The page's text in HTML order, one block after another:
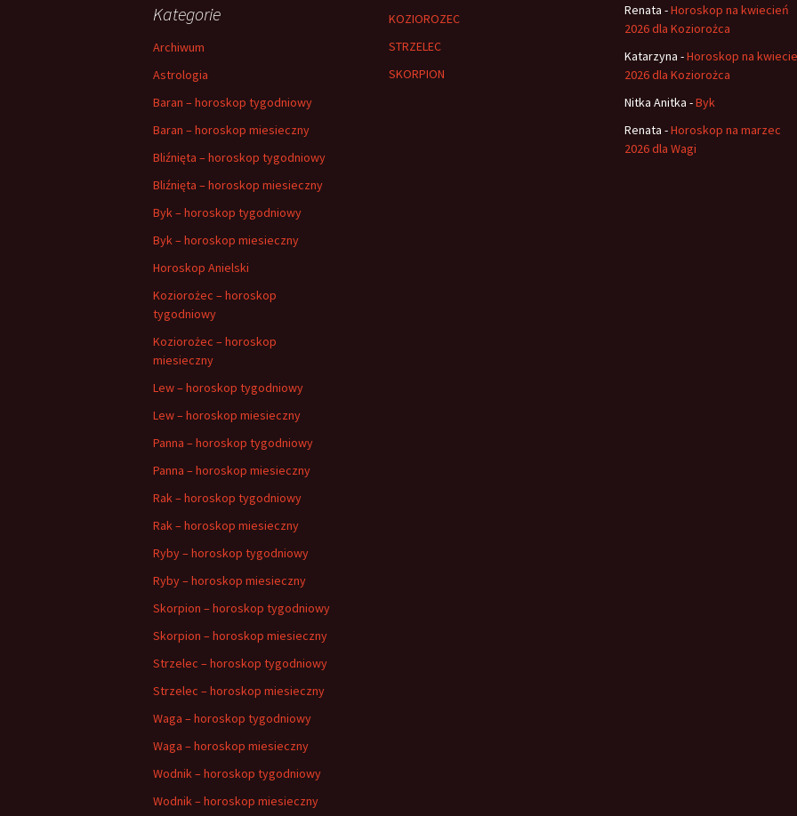
KOZIOROZEC
STRZELEC
SKORPION
Renata -Horoskop na kwiecień
2026 dla Koziorożca
Katarzyna -Horoskop na
2026 dla Koziorożca
Nitka Anitka -Byk
Renata -Horoskop na marzec
2026 dla Wagi
Kategorie
Archiwum
Astrologia
Baran – horoskop tygodniowy
Baran – horoskop miesieczny
Bliźnięta – horoskop tygodniowy
Bliźnięta – horoskop miesieczny
Byk – horoskop tygodniowy
Byk – horoskop miesieczny
Horoskop Anielski
Koziorożec – horoskop
tygodniowy
Koziorożec – horoskop
miesieczny
Lew – horoskop tygodniowy
Lew – horoskop miesieczny
Panna – horoskop tygodniowy
Panna – horoskop miesieczny
Rak – horoskop tygodniowy
Rak – horoskop miesieczny
Ryby – horoskop tygodniowy
Ryby – horoskop miesieczny
Skorpion – horoskop tygodniowy
Skorpion – horoskop miesieczny
Strzelec – horoskop tygodniowy
Strzelec – horoskop miesieczny
Waga – horoskop tygodniowy
Waga – horoskop miesieczny
Wodnik – horoskop tygodniowy
Wodnik – horoskop miesieczny